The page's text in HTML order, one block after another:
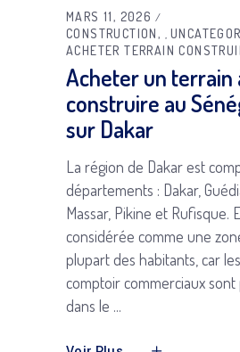
MARS 11, 2026
CONSTRUCTION
,
ACHETER TERRAIN
Acheter un terrain
construire au
sur Dakar
La région de Dakar est
départements : Dakar,
Massar, Pikine et Rufisque.
considérée comme une
plupart des habitants, car
comptoir commerciaux
dans le